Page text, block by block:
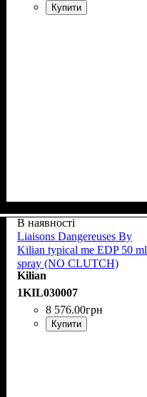
Купити
В наявності
Liaisons Dangereuses By
Kilian typical me EDP 50 ml
spray (NO CLUTCH)
Kilian
1KIL030007
8 576.00грн
Купити